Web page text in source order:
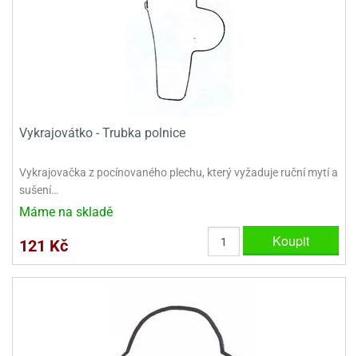
Vykrajovátko - Trubka polnice
Vykrajovačka z pocínovaného plechu, který vyžaduje ruční mytí a
sušení…
Máme na skladě
121 Kč Koupit